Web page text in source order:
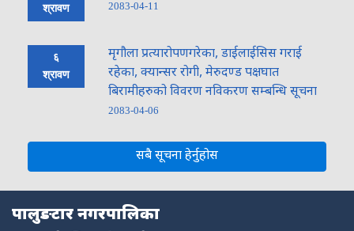
श्रावण
2083-04-11
६
श्रावण
मृगौला प्रत्यारोपणगरेका, डाईलाईसिस गराई
रहेका, क्यान्सर रोगी, मेरुदण्ड पक्षघात
बिरामीहरुको विवरण नविकरण सम्बन्धि सूचना
2083-04-06
सबै सूचना हेर्नुहोस
पालुङटार नगरपालिका